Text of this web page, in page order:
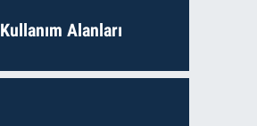
Alanları